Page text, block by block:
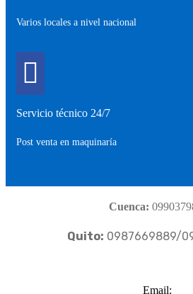
Varios locales a nivel nacional
Servicio técnico 24/7
Post venta en maquinaría
Cuenca:
Quito: 0987669889/
Email: